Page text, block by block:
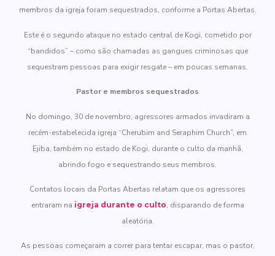
membros da igreja foram sequestrados, conforme a Portas Abertas.
Este é o segundo ataque no estado central de Kogi, cometido por
“bandidos” – como são chamadas as gangues criminosas que
sequestram pessoas para exigir resgate – em poucas semanas.
Pastor e membros sequestrados
No domingo, 30 de novembro, agressores armados invadiram a
recém-estabelecida igreja “Cherubim and Seraphim Church”, em
Ejiba, também no estado de Kogi, durante o culto da manhã,
abrindo fogo e sequestrando seus membros.
Contatos locais da Portas Abertas relatam que os agressores
entraram na igreja durante o culto, disparando de forma
aleatória.
As pessoas começaram a correr para tentar escapar, mas o pastor,